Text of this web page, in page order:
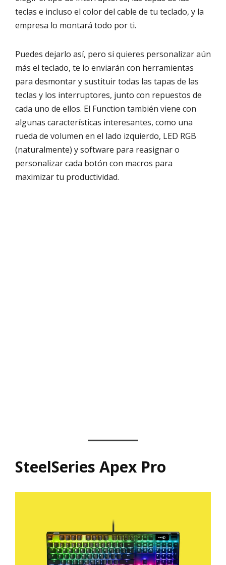
teclas e incluso el color del cable de tu teclado, y la
empresa lo montará todo por ti.
Puedes dejarlo así, pero si quieres personalizar aún
más el teclado, te lo enviarán con herramientas
para desmontar y sustituir todas las tapas de las
teclas y los interruptores, junto con repuestos de
cada uno de ellos. El Function también viene con
algunas características interesantes, como una
rueda de volumen en el lado izquierdo, LED RGB
(naturalmente) y software para reasignar o
personalizar cada botón con macros para
maximizar tu productividad.
SteelSeries Apex Pro